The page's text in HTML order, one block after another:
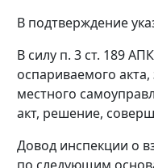
В подтверждение
В силу п. 3 ст. 189
оспариваемого
местного
акт, решение,
Довод инспекции о